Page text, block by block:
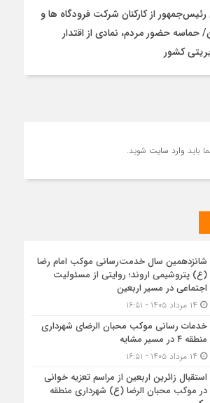
رئیس‌جمهور از کارکنان شرکت فرودگاه ها و
حماسه حضور مردم، نمادی از اقتدار
کشور
باید وارد سایت شوید.
شانزدهمین سال خدمت‌رسانی موکب امام رضا
(ع) پتروشیمی اروند؛ روایتی از مسئولیت
اجتماعی در مسیر اربعین
خدمات رسانی موکب محبان الرضای شهرداری
منطقه ۴ در مسیر مشایه
استقبال زائرین اربعین از مراسم تعزیه خوانی
در موکب محبان الرضا (ع) شهرداری منطقه